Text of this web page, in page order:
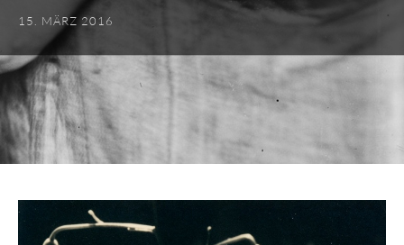
15. MÄRZ 2016